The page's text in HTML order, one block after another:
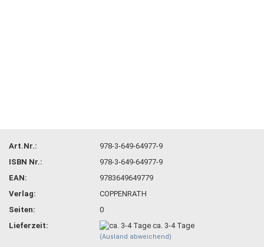
Art.Nr.:
978-3-649-64977-9
ISBN Nr.:
978-3-649-64977-9
EAN:
9783649649779
Verlag:
COPPENRATH
Seiten:
0
Lieferzeit:
ca. 3-4 Tage
(Ausland abweichend)